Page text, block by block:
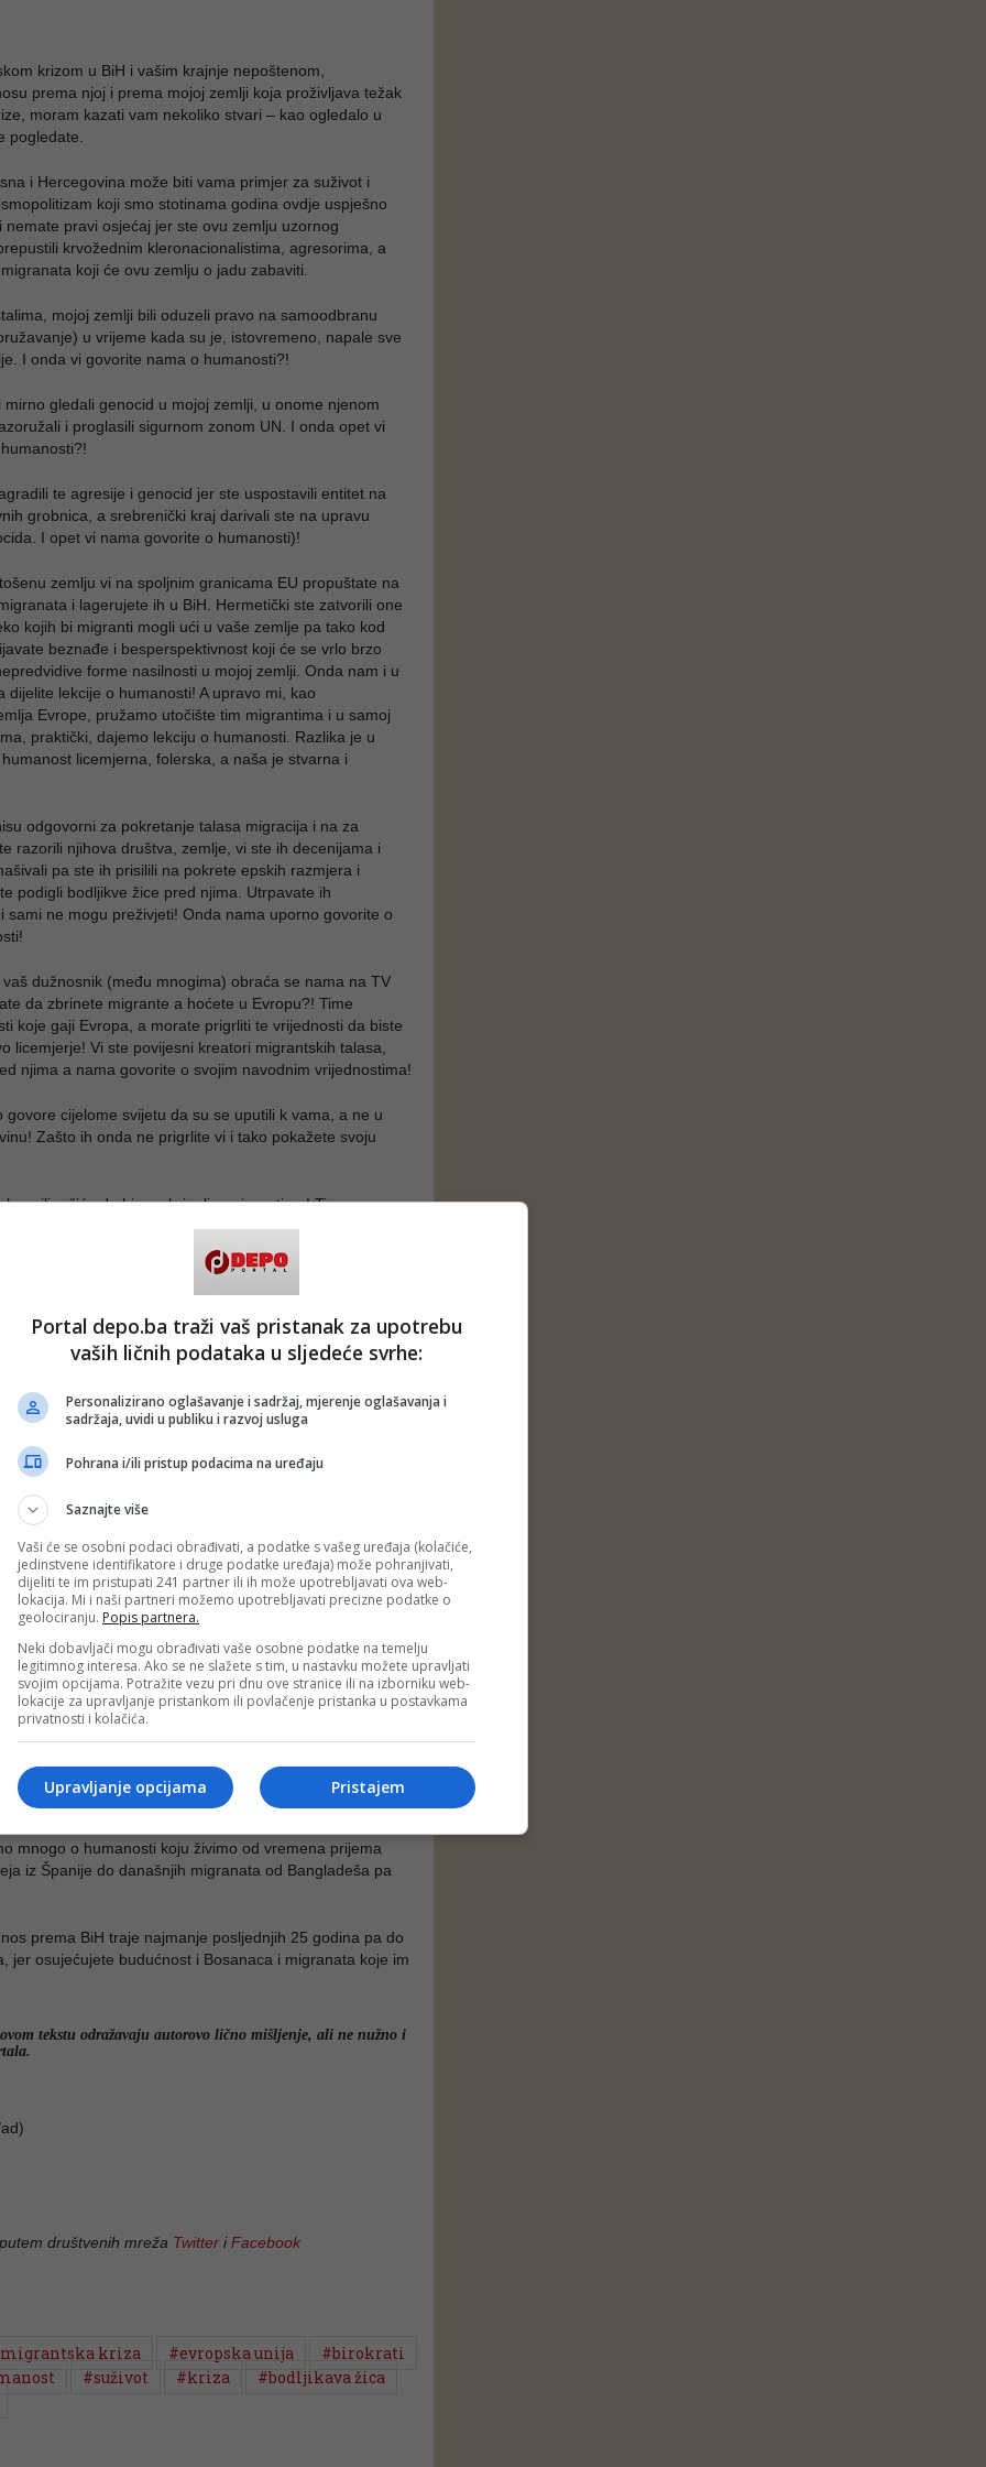
krizom u BiH i vašim krajnje nepoštenom,
prema njoj i prema mojoj zemlji koja proživljava težak
moram kazati vam nekoliko stvari – kao ogledalo u
pogledate.
i Hercegovina može biti vama primjer za suživot i
koji smo stotinama godina ovdje uspješno
nemate pravi osjećaj jer ste ovu zemlju uzornog
krvožednim kleronacionalistima, agresorima, a
koji će ovu zemlju o jadu zabaviti.
mojoj zemlji bili oduzeli pravo na samoodbranu
u vrijeme kada su je, istovremeno, napale sve
I onda vi govorite nama o humanosti?!
mirno gledali genocid u mojoj zemlji, u onome njenom
i proglasili sigurnom zonom UN. I onda opet vi
te agresije i genocid jer ste uspostavili entitet na
grobnica, a srebrenički kraj darivali ste na upravu
I opet vi nama govorite o humanosti)!
zemlju vi na spoljnim granicama EU propuštate na
i lagerujete ih u BiH. Hermetički ste zatvorili one
kojih bi migranti mogli ući u vaše zemlje pa tako kod
beznađe i besperspektivnost koji će se vrlo brzo
forme nasilnosti u mojoj zemlji. Onda nam i u
dijelite lekcije o humanosti! A upravo mi, kao
Evrope, pružamo utočište tim migrantima i u samoj
praktički, dajemo lekciju o humanosti. Razlika je u
licemjerna, folerska, a naša je stvarna i
odgovorni za pokretanje talasa migracija i na za
razorili njihova društva, zemlje, vi ste ih decenijama i
pa ste ih prisilili na pokrete epskih razmjera i
podigli bodljikve žice pred njima. Utrpavate ih
sami ne mogu preživjeti! Onda nama uporno govorite o
dužnosnik (među mnogima) obraća se nama na TV
da zbrinete migrante a hoćete u Evropu?! Time
koje gaji Evropa, a morate prigrliti te vrijednosti da biste
licemjerje! Vi ste povijesni kreatori migrantskih talasa,
njima a nama govorite o svojim navodnim vrijednostima!
govore cijelome svijetu da su se uputili k vama, a ne u
Zašto ih onda ne prigrlite vi i tako pokažete svoju
miliončiće da bismo brinuli o migrantima! Time
svoju savjest, a ti miliončići su suštinski, upravo
novac jer njime kamuflirate svoju nehumanost prema
Bosancima koji su i sami u tako teškoj situaciji u
evropska zemlja. Sramotno je to!
nedoraslim bosanskim političarima/dužnosnicima
koju su oni uletjeli: nametnuli ste im da se glože oko toga
distruibuirati po BiH pa proizlazi da su odgovorni za
faktori a ne vi.
dužnosnici morali bi promijeniti fokus: demaskirati vašu
licemjerje u vezi s migrantima, ali i u vezi s BiH općenito.
vašu zamku, iako je ona potpuno providna, beskrajno
i u skladu s kakvom humanošću naređujete, prijetite
mora RAVNOMJERO raspoređivati migrante a vi
iako oni uporno ponavljaju da su se zaputili k vama i
VAŠIH GRANICA?!
protiv budućnosti moje zemlje, i vi to znate. Moja
nakraj s tom krizom, i dužnosnici u mojoj zemlji,
ili neće da vide kakav ćemo problem s njima imati
sigurnosti, ekonomije... Bit će to strašno!
da će do vas doprijeti moje riječi, pogotovu da će
No, morao sam ovo reći da biste znali kako mi ovdje, u
ni glupi, da razumijemo zbivanja, procese,
mnogo o humanosti koju živimo od vremena prijema
iz Španije do današnjih migranata od Bangladeša pa
prema BiH traje najmanje posljednjih 25 godina pa do
jer osujećujete budućnost i Bosanaca i migranata koje im
tekstu odražavaju autorovo lično mišljenje, ali ne nužno i
društvenih mreža Twitter iFacebook
kriza #evropska unija
#birokrati
#suživot #kriza
#bodljikava žica
Portal depo.ba traži vaš pristanak za upotrebu
vaših ličnih podataka u sljedeće svrhe:
Personalizirano oglašavanje i sadržaj, mjerenje oglašavanja i
sadržaja, uvidi u publiku i razvoj usluga
Pohrana i/ili pristup podacima na uređaju
Saznajte više
Vaši će se osobni podaci obrađivati, a podatke s vašeg uređaja (kolačiće,
jedinstvene identifikatore i druge podatke uređaja) može pohranjivati,
dijeliti te im pristupati 241 partner ili ih može upotrebljavati ova web-
lokacija. Mi i naši partneri možemo upotrebljavati precizne podatke o
geolociranju. Popis partnera.
Neki dobavljači mogu obrađivati vaše osobne podatke na temelju
legitimnog interesa. Ako se ne slažete s tim, u nastavku možete upravljati
svojim opcijama. Potražite vezu pri dnu ove stranice ili na izborniku web-
lokacije za upravljanje pristankom ili povlačenje pristanka u postavkama
privatnosti i kolačića.
Pristajem
Upravljanje opcijama